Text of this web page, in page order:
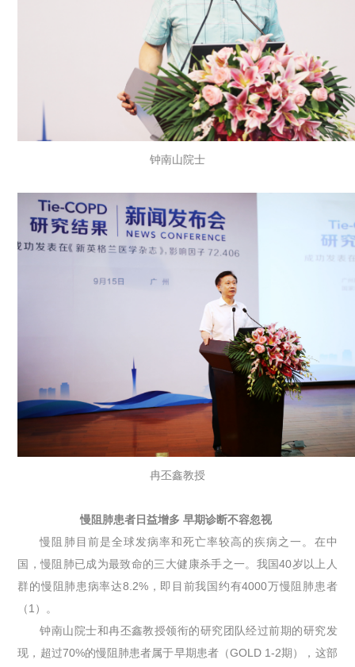
钟南山院士
冉丕鑫教授
慢阻肺患者日益增多 早期诊断不容忽视
慢阻肺目前是全球发病率和死亡率较高的疾病之一。在中
国，慢阻肺已成为最致命的三大健康杀手之一。我国40岁以上人
群的慢阻肺患病率达8.2%，即目前我国约有4000万慢阻肺患者
（1）。
钟南山院士和冉丕鑫教授领衔的研究团队经过前期的研究发
现，超过70%的慢阻肺患者属于早期患者（GOLD 1-2期），这部